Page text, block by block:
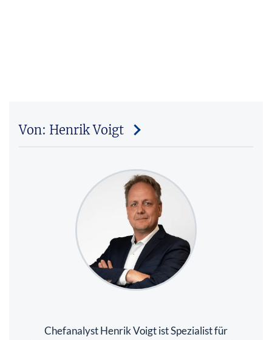
Von: Henrik Voigt
Chefanalyst Henrik Voigt ist Spezialist für